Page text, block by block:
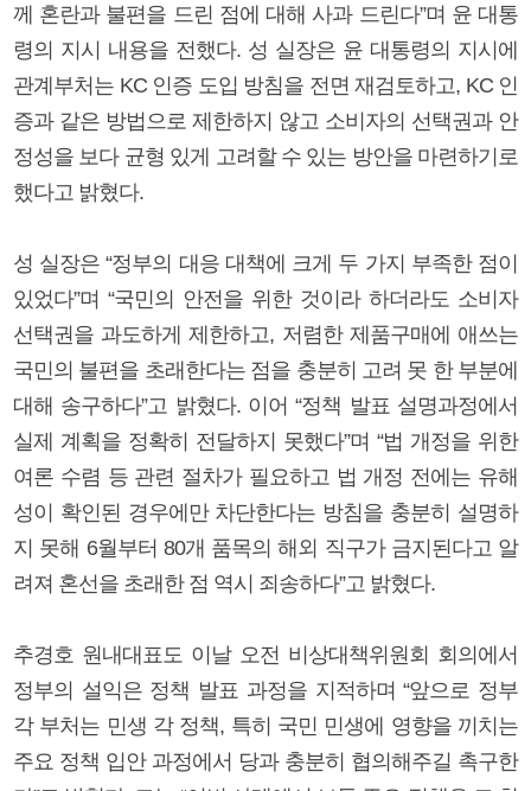
께 혼란과 불편을 드린 점에 대해 사과 드린다”며 윤 대통
령의 지시 내용을 전했다. 성 실장은 윤 대통령의 지시에
관계부처는 KC 인증 도입 방침을 전면 재검토하고, KC 인
증과 같은 방법으로 제한하지 않고 소비자의 선택권과 안
정성을 보다 균형 있게 고려할 수 있는 방안을 마련하기로
했다고 밝혔다.
성 실장은 “정부의 대응 대책에 크게 두 가지 부족한 점이
있었다”며 “국민의 안전을 위한 것이라 하더라도 소비자
선택권을 과도하게 제한하고, 저렴한 제품구매에 애쓰는
국민의 불편을 초래한다는 점을 충분히 고려 못 한 부분에
대해 송구하다”고 밝혔다. 이어 “정책 발표 설명과정에서
실제 계획을 정확히 전달하지 못했다”며 “법 개정을 위한
여론 수렴 등 관련 절차가 필요하고 법 개정 전에는 유해
성이 확인된 경우에만 차단한다는 방침을 충분히 설명하
지 못해 6월부터 80개 품목의 해외 직구가 금지된다고 알
려져 혼선을 초래한 점 역시 죄송하다”고 밝혔다.
추경호 원내대표도 이날 오전 비상대책위원회 회의에서
정부의 설익은 정책 발표 과정을 지적하며 “앞으로 정부
각 부처는 민생 각 정책, 특히 국민 민생에 영향을 끼치는
주요 정책 입안 과정에서 당과 충분히 협의해주길 촉구한